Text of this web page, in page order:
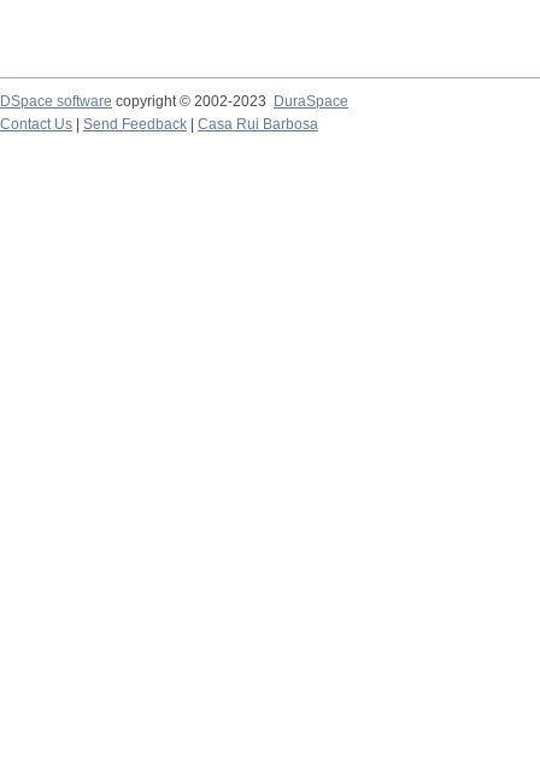
DSpace software copyright © 2002-2023
DuraSpace
Contact Us
Send Feedback Casa Rui Barbosa